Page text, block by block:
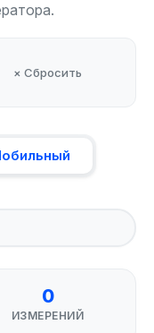
× Сбросить
0
ИЗМЕРЕНИЙ